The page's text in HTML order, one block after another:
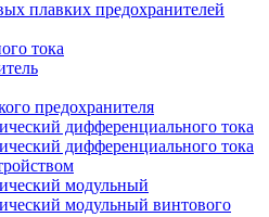
плавких предохранителей
тока
предохранителя
дифференциального тока
дифференциального тока
модульный
модульный винтового